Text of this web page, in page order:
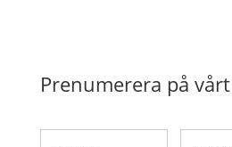
Prenumerera på